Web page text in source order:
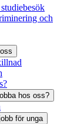
och
hos oss?
för unga